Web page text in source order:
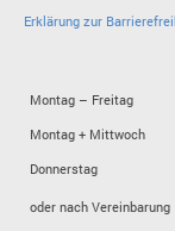
Erklärung zur
Montag – Freitag
Montag + Mittwoch
Donnerstag
oder nach Vereinbarung